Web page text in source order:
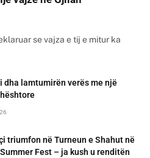
se vajza e tij e mitur ka
dha lamtumirën verës me një
triumfon në Turneun e Shahut në
Fest – ja kush u renditën